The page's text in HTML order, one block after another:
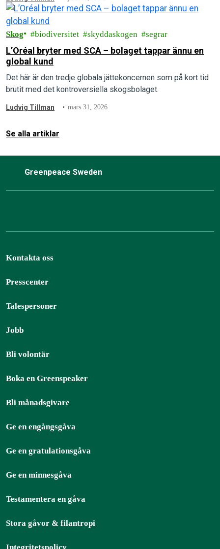
Skog biodiversitet skyddaskogen segrar
L’Oréal bryter med SCA – bolaget tappar ännu en
global kund
Det här är den tredje globala jättekoncernen som på kort tid
brutit med det kontroversiella skogsbolaget.
Ludvig Tillman mars 31, 2026
Se alla artiklar
Greenpeace Sweden
Kontakta oss
Presscenter
Talespersoner
Jobb
Bli volontär
Boka en Greenspeaker
Bli månadsgivare
Ge en engångsgåva
Ge en gratulationsgåva
Ge en minnesgåva
Testamentera en gåva
Stora gåvor & filantropi
Integritetspolicy